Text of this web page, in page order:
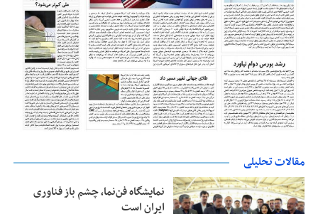
مقالات تحلیلی
نمایشگاه فن‌نما، چشم باز فناوری
ایران است